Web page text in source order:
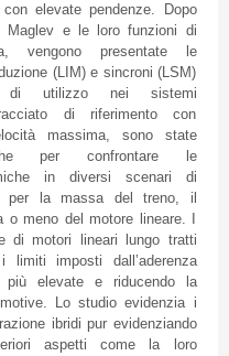
elevate pendenze. Dopo
Maglev e le loro funzioni di
vengono presentate le
(LIM) e sincroni (LSM)
di utilizzo nei sistemi
di riferimento con
massima, sono state
per confrontare le
in diversi scenari di
per la massa del treno, il
meno del motore lineare. I
di motori lineari lungo tratti
limiti imposti dall’aderenza
più elevate e riducendo la
Lo studio evidenzia i
ibridi pur evidenziando
aspetti come la loro